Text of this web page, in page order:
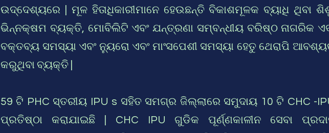
ଉଦ୍ଦେଶ୍ୟରେ | ମୂଳ ହିତାଧିକାରୀମାନେ ହେଉଛନ୍ତି ବିକାଶମୂଳକ ବ୍ୟାଧି ଥିବା
ଭିନ୍ନକ୍ଷମ ବ୍ୟକ୍ତି, ମୋବିଲିଟି ଏବଂ ଯନ୍ତ୍ରଣା ସମ୍ବନ୍ଧୀୟ ବରିଷ୍ଠ ନାଗରିକ
ବକ୍ତବ୍ୟ ସମସ୍ୟା ଏବଂ ନ୍ୟୁରୋ ଏବଂ ମାଂସପେଶୀ ସମସ୍ୟା ହେତୁ ଥେରାପି
କରୁଥିବା ବ୍ୟକ୍ତି |
59 ଟି PHC ସ୍ତରୀୟ IPU s ସହିତ ସମଗ୍ର ଜିଲ୍ଲାରେ ସମୁଦାୟ 10 ଟି CHC -
ପ୍ରତିଷ୍ଠା କରାଯାଇଛି | CHC IPU ଗୁଡିକ ପୂର୍ଣ୍ଣକାଳୀନ ସେବା